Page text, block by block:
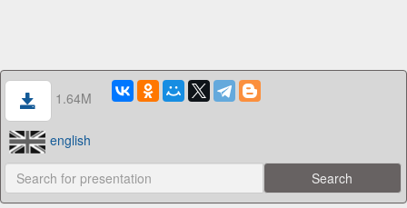
1.64M
english